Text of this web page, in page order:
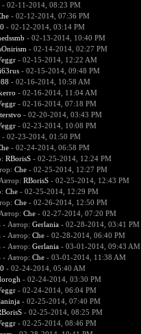
- 02-11-2014, 08:23 PM
- 02-12-2014, 07:36 PM
- 02-12-2014, 03:14 PM
- 02-13-2014, 10:40 PM
- 02-14-2014, 02:27 PM
- 02-15-2014, 12:22 AM
- 02-15-2014, 09:48 PM
- 02-16-2014, 10:58 AM
- 02-16-2014, 11:04 AM
- 02-16-2014, 07:18 PM
- 02-20-2014, 03:43 PM
- 02-23-2014, 10:08 PM
- 02-23-2014, 01:50 PM
- 02-24-2014, 06:58 PM
RBorisS- 02-25-2014, 12:24 PM
Che- 02-25-2014, 12:27 PM
RBorisS- 02-25-2014, 12:43 PM
Che- 02-25-2014, 12:29 PM
Che- 02-26-2014, 12:50 PM
Che- 02-27-2014, 07:20 PM
- Автор: Gerlania- 02-28-2014, 03:41 PM
- Автор: Che- 02-28-2014, 06:40 PM
- Автор: Gerlania- 03-01-2014, 09:43 AM
- Автор: Che- 03-01-2014, 11:38 AM
- 02-24-2014, 05:40 AM
- 02-24-2014, 03:30 PM
- 02-24-2014, 06:04 PM
- 02-25-2014, 07:40 PM
- 02-25-2014, 08:25 PM
- 02-25-2014, 08:46 PM